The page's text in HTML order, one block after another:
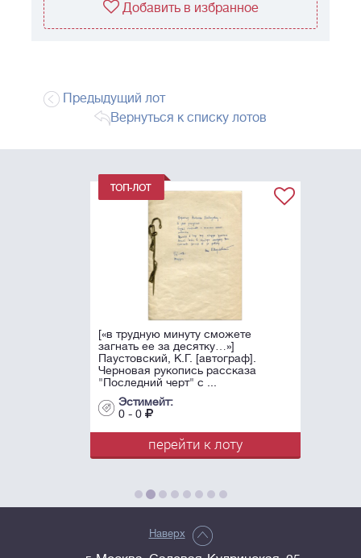
Добавить в избранное
Предыдущий лот
Вернуться к списку лотов
[«в трудную минуту сможете
загнать ее за десятку…»]
Паустовский, К.Г. [автограф].
Черновая рукопись рассказа
"Последний черт" с ...
Эстимейт:
0 - 0
перейти к лоту
Наверх